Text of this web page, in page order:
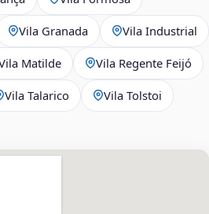
Vila Granada Vila Industrial
Matilde Vila Regente Feijó
Vila Talarico Vila Tolstoi